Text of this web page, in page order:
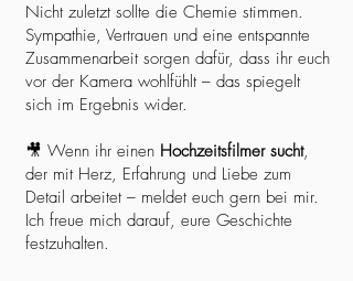
Nicht zuletzt sollte die Chemie stimmen.
Sympathie, Vertrauen und eine entspannte
Zusammenarbeit sorgen dafür, dass ihr euch
vor der Kamera wohlfühlt – das spiegelt
sich im Ergebnis wider.
🎥 Wenn ihr einen Hochzeitsfilmer sucht,
der mit Herz, Erfahrung und Liebe zum
Detail arbeitet – meldet euch gern bei mir.
Ich freue mich darauf, eure Geschichte
festzuhalten.